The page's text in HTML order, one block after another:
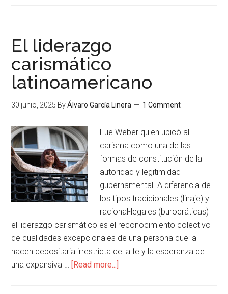
El liderazgo
carismático
latinoamericano
30 junio, 2025 ByÁlvaro García Linera 1 Comment
Fue Weber quien ubicó al
carisma como una de las
formas de constitución de la
autoridad y legitimidad
gubernamental. A diferencia de
los tipos tradicionales (linaje) y
racional-legales (burocráticas)
el liderazgo carismático es el reconocimiento colectivo
de cualidades excepcionales de una persona que la
hacen depositaria irrestricta de la fe y la esperanza de
una expansiva … [Read more...]